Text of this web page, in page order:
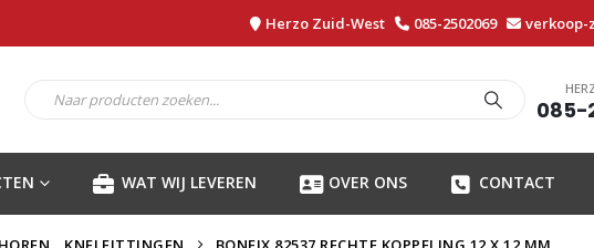
Herzo Zuid-West 085-2502069 verkoop-
085-
WAT WIJ LEVEREN OVER ONS CONTACT